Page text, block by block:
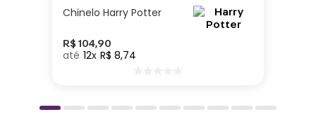
Cuidados e recomendações de uso:
detergente neutro.
Chinelo Harry Potter
R$ 104,90
12 R$ 8,74